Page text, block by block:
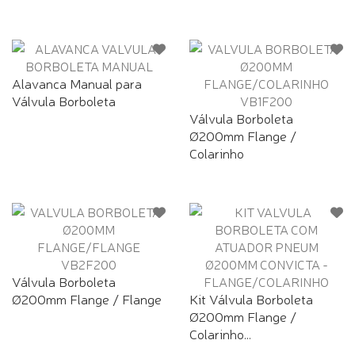
Alavanca Manual para
Válvula Borboleta
Válvula Borboleta
Ø200mm Flange /
Colarinho
Válvula Borboleta
Ø200mm Flange / Flange
Kit Válvula Borboleta
Ø200mm Flange /
Colarinho...